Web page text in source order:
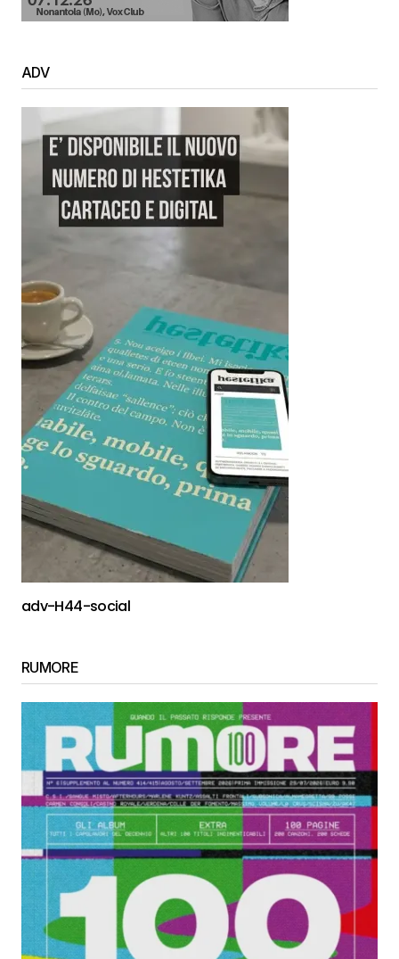
ADV
adv-H44-social
RUMORE